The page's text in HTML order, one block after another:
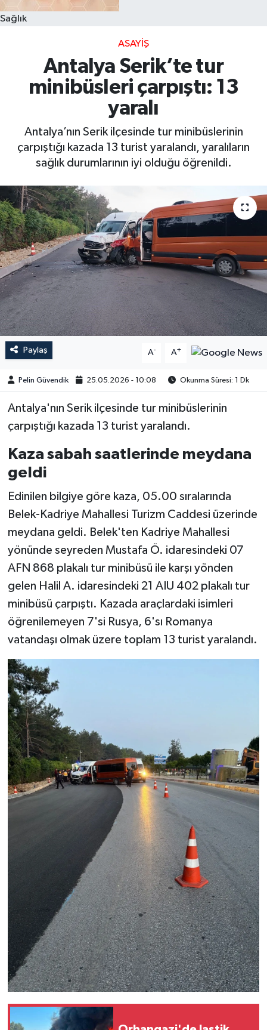
Sağlık
ASAYIŞ
Antalya Serik’te tur
minibüsleri çarpıştı: 13
yaralı
Antalya’nın Serik ilçesinde tur minibüslerinin
çarpıştığı kazada 13 turist yaralandı, yaralıların
sağlık durumlarının iyi olduğu öğrenildi.
Paylaş A- A+
Pelin Güvendik 25.05.2026 - 10:08 Okunma Süresi: 1 Dk
Antalya'nın Serik ilçesinde tur minibüslerinin
çarpıştığı kazada 13 turist yaralandı.
Kaza sabah saatlerinde meydana
geldi
Edinilen bilgiye göre kaza, 05.00 sıralarında
Belek-Kadriye Mahallesi Turizm Caddesi üzerinde
meydana geldi. Belek'ten Kadriye Mahallesi
yönünde seyreden Mustafa Ö. idaresindeki 07
AFN 868 plakalı tur minibüsü ile karşı yönden
gelen Halil A. idaresindeki 21 AIU 402 plakalı tur
minibüsü çarpıştı. Kazada araçlardaki isimleri
öğrenilemeyen 7'si Rusya, 6'sı Romanya
vatandaşı olmak üzere toplam 13 turist yaralandı.